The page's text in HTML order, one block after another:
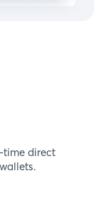
time direct